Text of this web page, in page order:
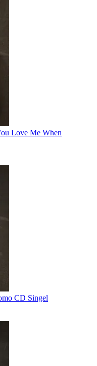
Love Me When
CD Singel